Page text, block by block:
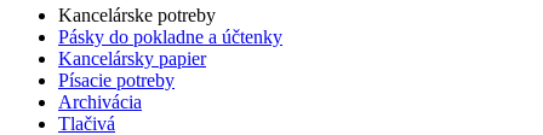
Kancelárske potreby
Pásky do pokladne a účtenky
Kancelársky papier
Písacie potreby
Archivácia
Tlačivá